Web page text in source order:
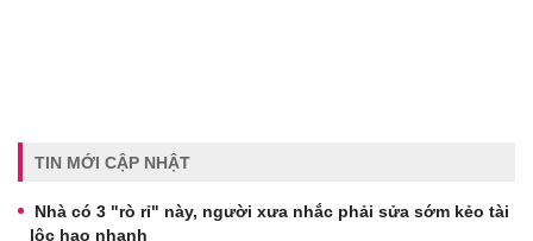
TIN MỚI CẬP NHẬT
Nhà có 3 "rò rỉ" này, người xưa nhắc phải sửa sớm kẻo tài
lộc hao nhanh